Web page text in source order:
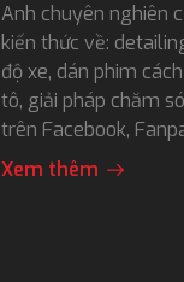
Anh chuyên nghiên
kiến thức về:
độ xe, dán phim
tô, giải pháp chăm
trên Facebook,
Xem thêm